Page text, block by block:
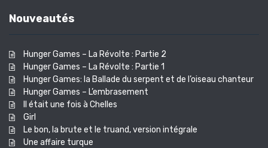
Nouveautés
Hunger Games – La Révolte : Partie 2
Hunger Games – La Révolte : Partie 1
Hunger Games: la Ballade du serpent et de l’oiseau chanteur
Hunger Games – L’embrasement
Il était une fois à Chelles
Girl
Le bon, la brute et le truand, version intégrale
Une affaire turque